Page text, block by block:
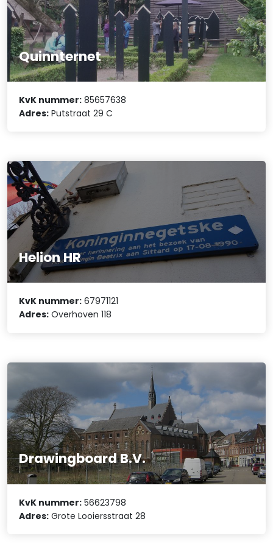
Quinnternet
KvK nummer: 85657638
Adres: Putstraat 29 C
Helion HR
KvK nummer: 67971121
Adres: Overhoven 118
Drawingboard B.V.
KvK nummer: 56623798
Adres: Grote Looiersstraat 28